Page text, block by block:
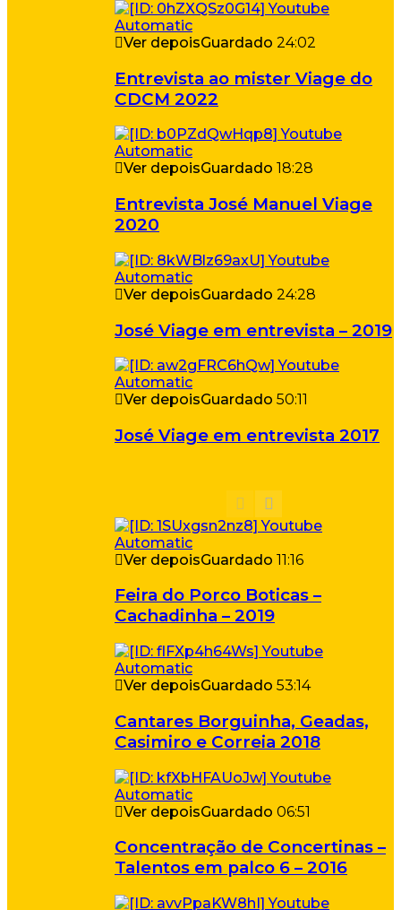
Ver depoisGuardado 24:02
Entrevista ao mister Viage do
CDCM 2022
Ver depoisGuardado 18:28
Entrevista José Manuel Viage
2020
Ver depoisGuardado 24:28
José Viage em entrevista – 2019
Ver depoisGuardado 50:11
José Viage em entrevista 2017
Ver depoisGuardado 11:16
Feira do Porco Boticas –
Cachadinha – 2019
Ver depoisGuardado 53:14
Cantares Borguinha, Geadas,
Casimiro e Correia 2018
Ver depoisGuardado 06:51
Concentração de Concertinas –
Talentos em palco 6 – 2016